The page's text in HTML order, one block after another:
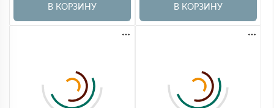
В КОРЗИНУ В КОРЗИНУ